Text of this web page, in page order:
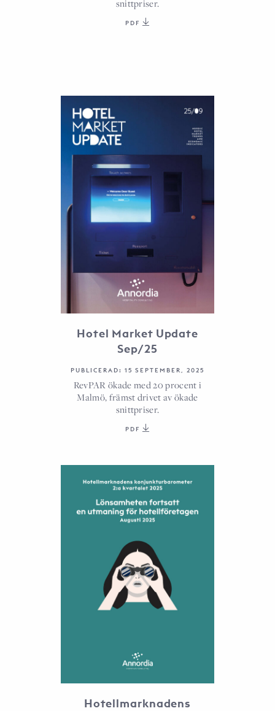
snittpriser.
PDF
Hotel Market Update
Sep/25
PUBLICERAD: 15 SEPTEMBER, 2025
RevPAR ökade med 20 procent i
Malmö, främst drivet av ökade
snittpriser.
PDF
Hotellmarknadens